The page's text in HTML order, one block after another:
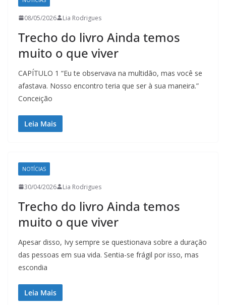
08/05/2026 Lia Rodrigues
Trecho do livro Ainda temos
muito o que viver
CAPÍTULO 1 “Eu te observava na multidão, mas você se
afastava. Nosso encontro teria que ser à sua maneira.”
Conceição
Leia Mais
NOTÍCIAS
30/04/2026 Lia Rodrigues
Trecho do livro Ainda temos
muito o que viver
Apesar disso, Ivy sempre se questionava sobre a duração
das pessoas em sua vida. Sentia-se frágil por isso, mas
escondia
Leia Mais